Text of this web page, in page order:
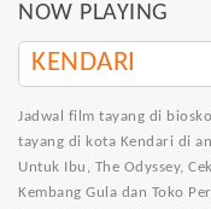
NOW PLAYING
KENDARI
Jadwal film tayang di
tayang di kota Kendari di
Untuk Ibu, The Odyssey,
Kembang Gula dan Toko